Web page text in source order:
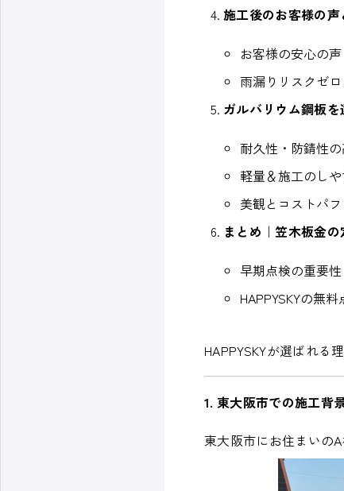
施工後のお客様の
お客様の安心の声
雨漏りリスクゼ
ガルバリウム鋼板
耐久性・防錆性
軽量＆施工のし
美観とコストパ
まとめ｜笠木板金
早期点検の重要性
HAPPYSKYの無
HAPPYSKYが選ばれる
1. 東大阪市での施工背
東大阪市にお住まいの